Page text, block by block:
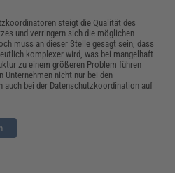
steigt die Qualität des
und verringern sich die möglichen
muss an dieser Stelle gesagt sein, dass
komplexer wird, was bei mangelhaft
zu einem größeren Problem führen
Unternehmen nicht nur bei den
auch bei der Datenschutzkoordination auf